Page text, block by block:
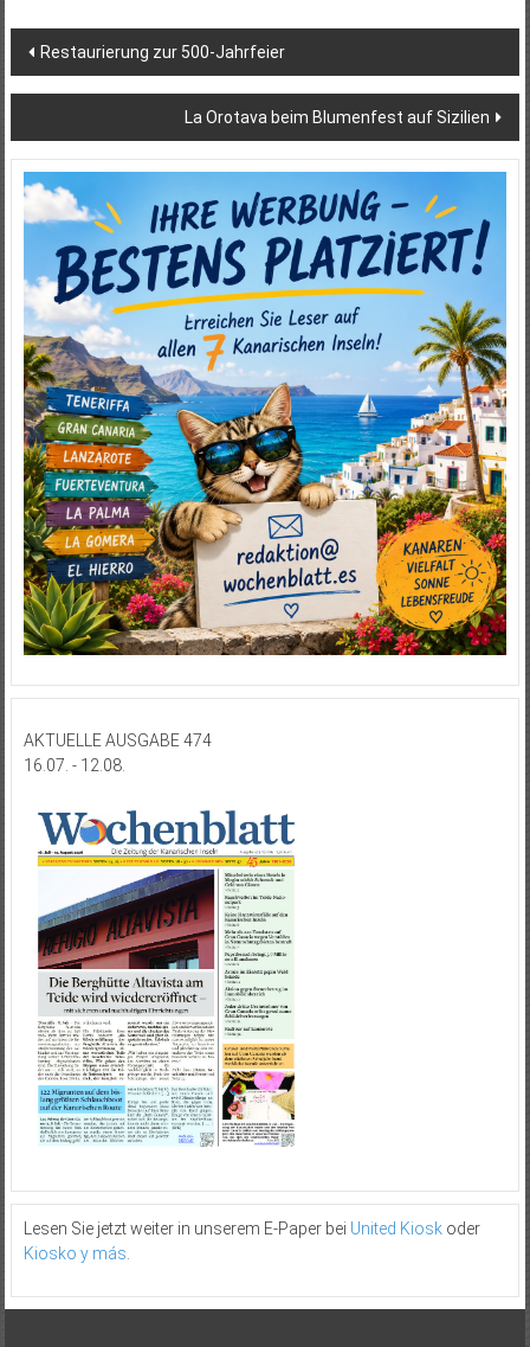
Beitragsnavigation
Restaurierung zur 500-Jahrfeier
La Orotava beim Blumenfest auf Sizilien
AKTUELLE AUSGABE 474
16.07. - 12.08.
Lesen Sie jetzt weiter in unserem E-Paper bei United Kioskoder
Kiosko y más